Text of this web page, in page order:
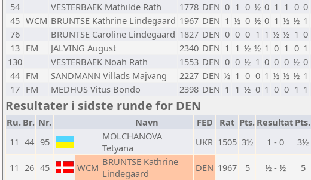
54
VESTERBAEK Mathilde Rath 1778 DEN 0 1 0 ½ 0 1 1 0 0
45 WCM BRUNTSE Kathrine Lindegaard 1967 DEN 1 ½ 0 ½ 0 1 ½ ½ 1
76
BRUNTSE Caroline Lindegaard 1827 DEN 0 0 0 1 1 ½ ½ 1 0
13 FM JALVING August 2340 DEN 1 1 ½ ½ 1 0 1 0 1
130
VESTERBAEK Noah Rath 1553 DEN 0 0 ½ 1 0 0 0 ½ 0
44 FM SANDMANN Villads Majvang 2227 DEN ½ 1 0 0 1 ½ ½ ½ 1
17 FM MEDHUS Vitus Bondo 2398 DEN 1 1 ½ 0 1 0 0 1 1
Resultater i sidste runde for DEN
Ru. Br. Nr. Navn FED Rat Pts. Resultat Pts.
11 44 95
MOLCHANOVA
Tetyana
UKR 1505 3½ 1 - 0 3½
11 26 45 WCM BRUNTSE Kathrine
Lindegaard
DEN 1967 5 ½ - ½ 5